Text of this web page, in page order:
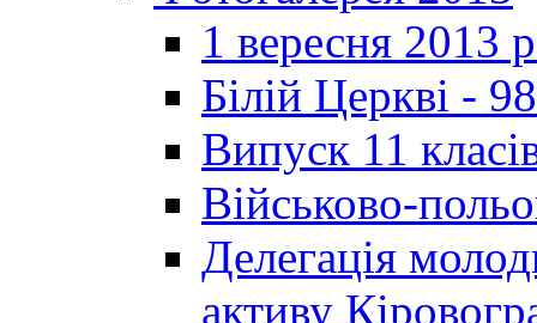
1 вересня 2013
Білій Церкві -
Випуск 11
Військово-
Делегація
активу